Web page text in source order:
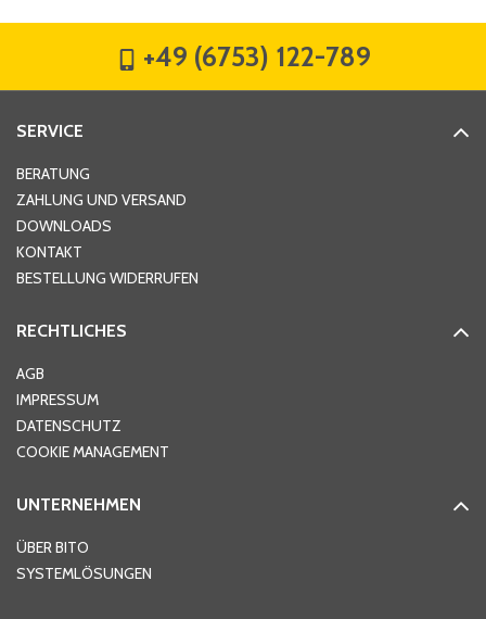
Hausnummer
Ort*
Telefon
+49 (6753) 122-789
SERVICE
BERATUNG
ZAHLUNG UND VERSAND
DOWNLOADS
KONTAKT
BESTELLUNG WIDERRUFEN
RECHTLICHES
AGB
IMPRESSUM
DATENSCHUTZ
COOKIE MANAGEMENT
UNTERNEHMEN
ÜBER BITO
SYSTEMLÖSUNGEN